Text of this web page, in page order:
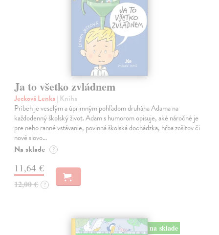
Ja to všetko zvládnem
Jecková Lenka| Kniha
Príbeh je veselým a úprimným pohľadom druháha Adama na
každodenný školský život. Adam s humorom opisuje, aké náročné je
pre neho ranné vstávanie, povinná školská dochádzka, hŕba zošitov či
nové slovo…
Na sklade ?
11,64 €
12,00 € ?
na sklade